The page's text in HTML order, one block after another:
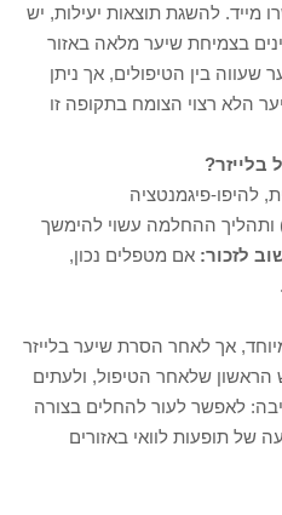
מייד. להשגת תוצאות יעילות, יש
בצמיחת שיער מלאה באזור
בין הטיפולים, אך ניתן
הלא רצוי הצומח בתקופה זו
בלייזר?
להיפו-פיגמנטציה
ותהליך ההחלמה עשוי להימשך
לזכור: אם מטפלים נכון,
אך לאחר הסרת שיער בלייזר
הראשון שלאחר הטיפול, ולעתים
לאפשר לעור להחלים בצורה
של תופעות לוואי באזורים